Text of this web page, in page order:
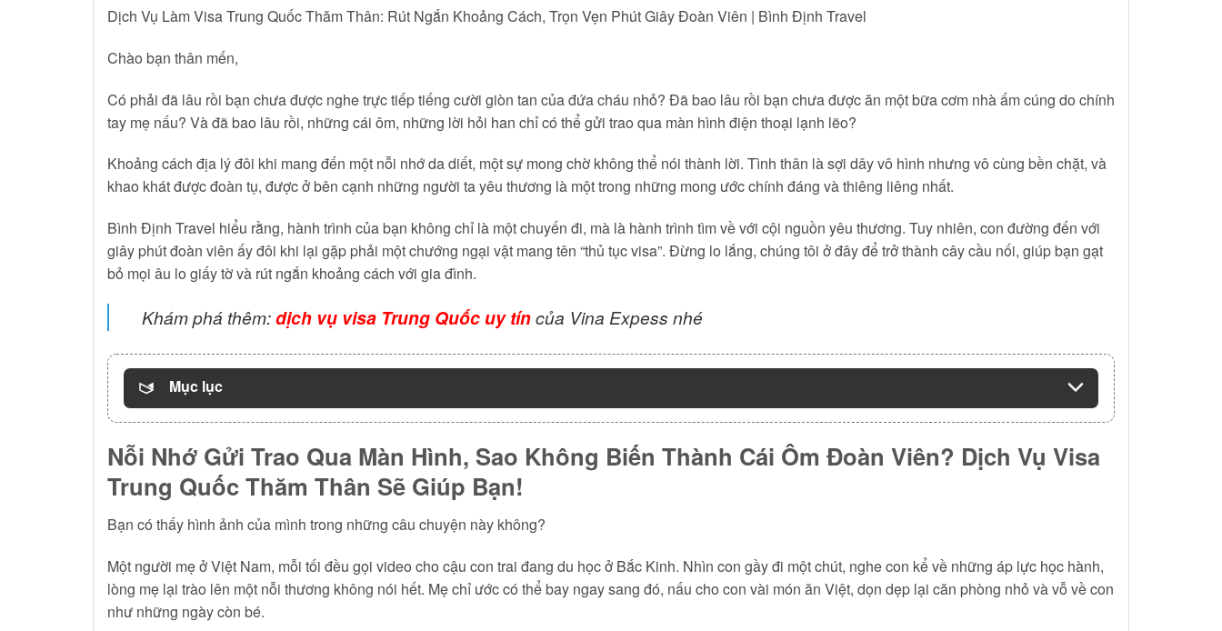
Dịch Vụ Làm Visa Trung Quốc Thăm Thân: Rút Ngắn Khoảng Cách, Trọn Vẹn Phút Giây Đoàn Viên | Bình Định Travel
Chào bạn thân mến,
Có phải đã lâu rồi bạn chưa được nghe trực tiếp tiếng cười giòn tan của đứa cháu nhỏ? Đã bao lâu rồi bạn chưa được ăn một bữa cơm nhà ấm cúng do chính
tay mẹ nấu? Và đã bao lâu rồi, những cái ôm, những lời hỏi han chỉ có thể gửi trao qua màn hình điện thoại lạnh lẽo?
Khoảng cách địa lý đôi khi mang đến một nỗi nhớ da diết, một sự mong chờ không thể nói thành lời. Tình thân là sợi dây vô hình nhưng vô cùng bền chặt, và
khao khát được đoàn tụ, được ở bên cạnh những người ta yêu thương là một trong những mong ước chính đáng và thiêng liêng nhất.
Bình Định Travel hiểu rằng, hành trình của bạn không chỉ là một chuyến đi, mà là hành trình tìm về với cội nguồn yêu thương. Tuy nhiên, con đường đến với
giây phút đoàn viên ấy đôi khi lại gặp phải một chướng ngại vật mang tên “thủ tục visa”. Đừng lo lắng, chúng tôi ở đây để trở thành cây cầu nối, giúp bạn gạt
bỏ mọi âu lo giấy tờ và rút ngắn khoảng cách với gia đình.
Khám phá thêm:dịch vụ visa Trung Quốc uy tíncủa Vina Expess nhé
Mục lục
Nỗi Nhớ Gửi Trao Qua Màn Hình, Sao Không Biến Thành Cái Ôm Đoàn Viên? Dịch Vụ Visa
Trung Quốc Thăm Thân Sẽ Giúp Bạn!
Bạn có thấy hình ảnh của mình trong những câu chuyện này không?
Một người mẹ ở Việt Nam, mỗi tối đều gọi video cho cậu con trai đang du học ở Bắc Kinh. Nhìn con gầy đi một chút, nghe con kể về những áp lực học hành,
lòng mẹ lại trào lên một nỗi thương không nói hết. Mẹ chỉ ước có thể bay ngay sang đó, nấu cho con vài món ăn Việt, dọn dẹp lại căn phòng nhỏ và vỗ về con
như những ngày còn bé.